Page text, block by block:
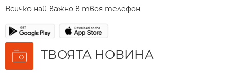
Всичко най-важно в твоя телефон
ТВОЯТА НОВИНА